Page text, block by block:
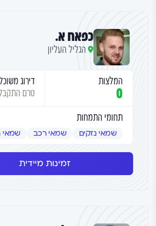
כפאח א.
הגליל העליון
המלצות
0
דירוג
טרם התקבל
תחומי התמחות
שמאי נזקים שמאי רכב שמאי
זמינות מיידית